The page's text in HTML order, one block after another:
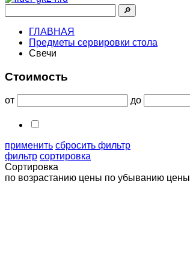
🔎︎
ГЛАВНАЯ
Предметы сервировки стола
Свечи
Стоимость
от до
применить сбросить фильтр
фильтр сортировка
Сортировка
по возрастанию цены по убыванию цены